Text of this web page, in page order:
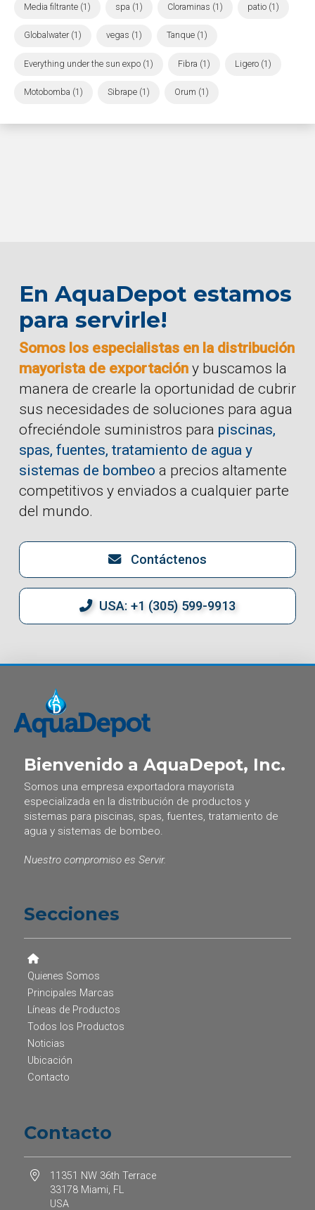
Media filtrante (1) spa (1) Cloraminas (1) patio (1)
Globalwater (1) vegas (1) Tanque (1)
Everything under the sun expo (1) Fibra (1) Ligero (1)
Motobomba (1) Sibrape (1) Orum (1)
En AquaDepot estamos
para servirle!
Somos los especialistas en la distribución
mayorista de exportacióny buscamos la
manera de crearle la oportunidad de cubrir
sus necesidades de soluciones para agua
ofreciéndole suministros para piscinas,
spas, fuentes, tratamiento de agua y
sistemas de bombeo a precios altamente
competitivos y enviados a cualquier parte
del mundo.
Contáctenos
USA: +1 (305) 599-9913
Bienvenido a AquaDepot, Inc.
Somos una empresa exportadora mayorista
especializada en la distribución de productos y
sistemas para piscinas, spas, fuentes, tratamiento de
agua y sistemas de bombeo.
Nuestro compromiso es Servir.
Secciones
Quienes Somos
Principales Marcas
Líneas de Productos
Todos los Productos
Noticias
Ubicación
Contacto
Contacto
11351 NW 36th Terrace
33178 Miami, FL
USA